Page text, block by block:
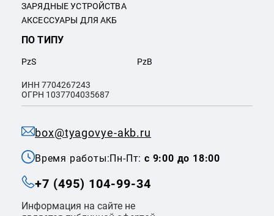
box@tyagovye-akb.ru
Время работы:Пн-Пт:с 9:00 до 18:00
+7 (495) 104-99-34
Информация на сайте не
ПО ТИПУ
PzS PzB
ЗАРЯДНЫЕ УСТРОЙСТВА
АКСЕССУАРЫ ДЛЯ АКБ
ИНН 7704267243
ОГРН 1037704035687